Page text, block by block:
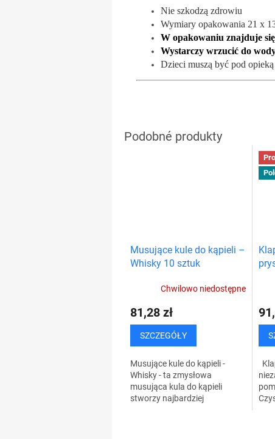
Nie szkodzą zdrowiu
Wymiary opakowania 21 x
W opakowaniu znajduje
Wystarczy wrzucić do
Dzieci muszą być pod opieką
Musujące kule do kąpieli –
Whisky 10 sztuk
Chwilowo niedostępne
81,28 zł
SZCZEGÓŁY
Musujące kule do kąpieli -
Whisky - ta zmysłowa
musująca kula do kąpieli
stworzy najbardziej